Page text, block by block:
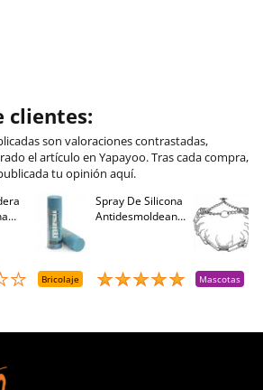
clientes:
son valoraciones contrastadas,
el artículo en Yapayoo. Tras cada compra,
tu opinión aquí.
Spray De Silicona
Antidesmoldeante
Bricolaje Mascotas